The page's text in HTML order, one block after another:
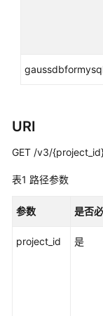
核
户
南
最
佳
实
URI
GET /v3/
表1 路径参数
参数 是否
project_id 是